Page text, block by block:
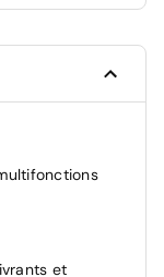
570 €
en
-
et et